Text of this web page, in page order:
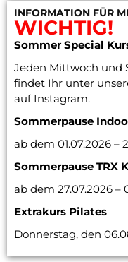
INFORMATION FÜR
WICHTIG!
Sommer Special
Jeden Mittwoch und
findet Ihr unter
auf Instagram.
Sommerpause
ab dem 01.07.2026 –
Sommerpause TRX
ab dem 27.07.2026 –
Extrakurs Pilates
Donnerstag, den